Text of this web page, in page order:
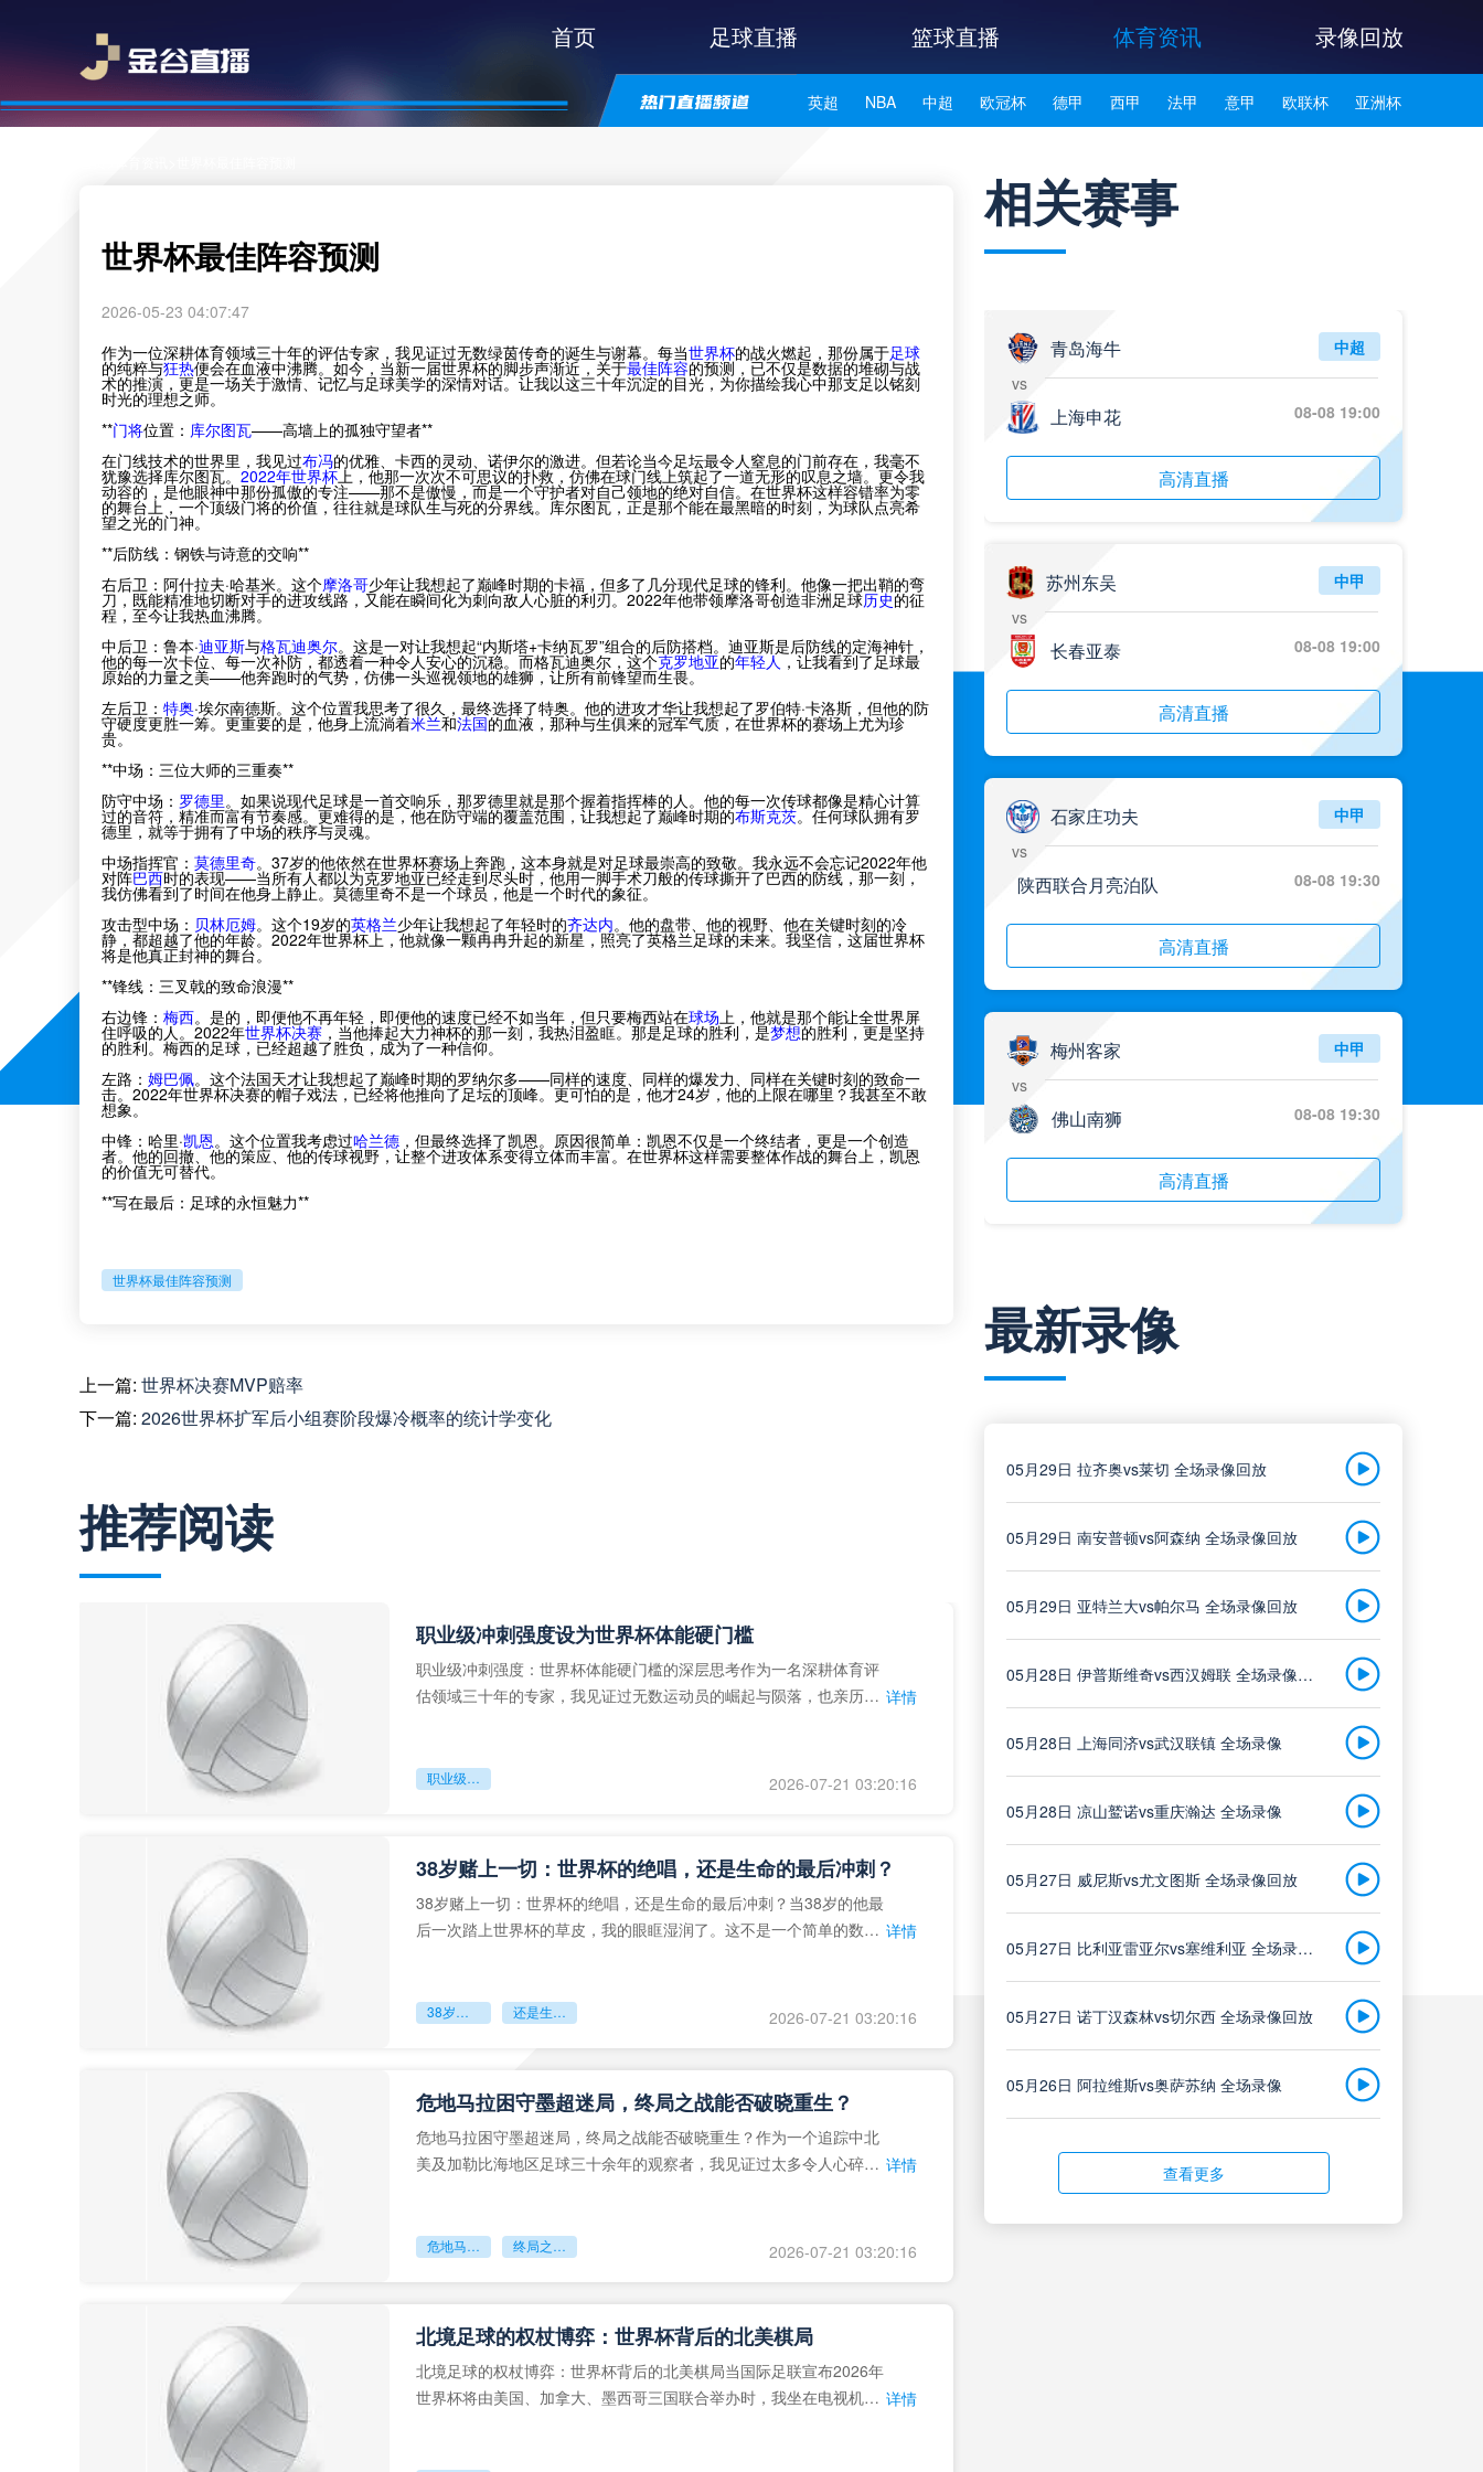
首页 足球直播 篮球直播 体育资讯 录像回放
英超 NBA 中超 欧冠杯 德甲 西甲 法甲 意甲 欧联杯 亚洲杯
世界杯最佳阵容预测
2026-05-23 04:07:47
作为一位深耕体育领域三十年的评估专家，我见证过无数绿茵传奇的诞生与谢幕。每当世界杯的战火燃起，那份属于足球
的纯粹与狂热便会在血液中沸腾。如今，当新一届世界杯的脚步声渐近，关于最佳阵容的预测，已不仅是数据的堆砌与战
术的推演，更是一场关于激情、记忆与足球美学的深情对话。让我以这三十年沉淀的目光，为你描绘我心中那支足以铭刻
时光的理想之师。
**门将位置： 库尔图瓦——高墙上的孤独守望者**
在门线技术的世界里，我见过布冯的优雅、卡西的灵动、诺伊尔的激进。但若论当今足坛最令人窒息的门前存在，我毫不
犹豫选择库尔图瓦。 2022年世界杯上，他那一次次不可思议的扑救，仿佛在球门线上筑起了一道无形的叹息之墙。更令我
动容的，是他眼神中那份孤傲的专注——那不是傲慢，而是一个守护者对自己领地的绝对自信。在世界杯这样容错率为零
的舞台上，一个顶级门将的价值，往往就是球队生与死的分界线。库尔图瓦，正是那个能在最黑暗的时刻，为球队点亮希
望之光的门神。
**后防线：钢铁与诗意的交响**
右后卫：阿什拉夫·哈基米。这个摩洛哥少年让我想起了巅峰时期的卡福，但多了几分现代足球的锋利。他像一把出鞘的弯
刀，既能精准地切断对手的进攻线路，又能在瞬间化为刺向敌人心脏的利刃。2022年他带领摩洛哥创造非洲足球历史的征
程，至今让我热血沸腾。
中后卫：鲁本·迪亚斯与格瓦迪奥尔。这是一对让我想起“内斯塔+卡纳瓦罗”组合的后防搭档。迪亚斯是后防线的定海神针，
他的每一次卡位、每一次补防，都透着一种令人安心的沉稳。而格瓦迪奥尔，这个克罗地亚的年轻人，让我看到了足球最
原始的力量之美——他奔跑时的气势，仿佛一头巡视领地的雄狮，让所有前锋望而生畏。
左后卫： 特奥·埃尔南德斯。这个位置我思考了很久，最终选择了特奥。他的进攻才华让我想起了罗伯特·卡洛斯，但他的防
守硬度更胜一筹。更重要的是，他身上流淌着米兰和法国的血液，那种与生俱来的冠军气质，在世界杯的赛场上尤为珍
贵。
**中场：三位大师的三重奏**
防守中场： 罗德里。如果说现代足球是一首交响乐，那罗德里就是那个握着指挥棒的人。他的每一次传球都像是精心计算
过的音符，精准而富有节奏感。更难得的是，他在防守端的覆盖范围，让我想起了巅峰时期的布斯克茨。任何球队拥有罗
德里，就等于拥有了中场的秩序与灵魂。
中场指挥官： 莫德里奇。37岁的他依然在世界杯赛场上奔跑，这本身就是对足球最崇高的致敬。我永远不会忘记2022年他
对阵巴西时的表现——当所有人都以为克罗地亚已经走到尽头时，他用一脚手术刀般的传球撕开了巴西的防线，那一刻，
我仿佛看到了时间在他身上静止。莫德里奇不是一个球员，他是一个时代的象征。
攻击型中场： 贝林厄姆。这个19岁的英格兰少年让我想起了年轻时的齐达内。他的盘带、他的视野、他在关键时刻的冷
静，都超越了他的年龄。2022年世界杯上，他就像一颗冉冉升起的新星，照亮了英格兰足球的未来。我坚信，这届世界杯
将是他真正封神的舞台。
**锋线：三叉戟的致命浪漫**
右边锋： 梅西。是的，即便他不再年轻，即便他的速度已经不如当年，但只要梅西站在球场上，他就是那个能让全世界屏
住呼吸的人。2022年世界杯决赛 ，当他捧起大力神杯的那一刻，我热泪盈眶。那是足球的胜利，是梦想的胜利，更是坚持
的胜利。梅西的足球，已经超越了胜负，成为了一种信仰。
左路： 姆巴佩。这个法国天才让我想起了巅峰时期的罗纳尔多——同样的速度、同样的爆发力、同样在关键时刻的致命一
击。2022年世界杯决赛的帽子戏法，已经将他推向了足坛的顶峰。更可怕的是，他才24岁，他的上限在哪里？我甚至不敢
想象。
中锋：哈里·凯恩。这个位置我考虑过哈兰德 ，但最终选择了凯恩。原因很简单：凯恩不仅是一个终结者，更是一个创造
者。他的回撤、他的策应、他的传球视野，让整个进攻体系变得立体而丰富。在世界杯这样需要整体作战的舞台上，凯恩
的价值无可替代。
**写在最后：足球的永恒魅力**
世界杯最佳阵容预测
上一篇: 世界杯决赛MVP赔率
下一篇: 2026世界杯扩军后小组赛阶段爆冷概率的统计学变化
推荐阅读
职业级冲刺强度设为世界杯体能硬门槛
职业级冲刺强度：世界杯体能硬门槛的深层思考作为一名深耕体育评
估领域三十年的专家，我见证过无数运动员的崛起与陨落，也亲历了 详情
职业级冲刺强度设为世界杯体能硬门槛 2026-07-21 03:20:16
38岁赌上一切：世界杯的绝唱，还是生命的最后冲刺？
38岁赌上一切：世界杯的绝唱，还是生命的最后冲刺？当38岁的他最
后一次踏上世界杯的草皮，我的眼眶湿润了。这不是一个简单的数
详情
38岁赌上一切：世界杯的绝唱 还是生命的最后冲刺？ 2026-07-21 03:20:16
危地马拉困守墨超迷局，终局之战能否破晓重生？
危地马拉困守墨超迷局，终局之战能否破晓重生？作为一个追踪中北
美及加勒比海地区足球三十余年的观察者，我见证过太多令人心碎的 详情
危地马拉困守墨超迷局 终局之战能否破晓重生？ 2026-07-21 03:20:16
北境足球的权杖博弈：世界杯背后的北美棋局
北境足球的权杖博弈：世界杯背后的北美棋局当国际足联宣布2026年
世界杯将由美国、加拿大、墨西哥三国联合举办时，我坐在电视机
详情
相关赛事
青岛海牛
vs
上海申花
中超
08-08 19:00
高清直播
苏州东吴
vs
长春亚泰
中甲
08-08 19:00
高清直播
石家庄功夫
vs
陕西联合月亮泊队
中甲
08-08 19:30
高清直播
梅州客家
vs
佛山南狮
中甲
08-08 19:30
高清直播
vs
南通支云
中超
高清直播
大连英博
辽宁铁人
中超
08-08 19:35
高清直播
云南玉昆
vs
成都蓉城
中超
08-08 20:00
高清直播
定南赣联 中甲
最新录像
05月29日 拉齐奥vs莱切 全场录像回放
05月29日 南安普顿vs阿森纳 全场录像回放
05月29日 亚特兰大vs帕尔马 全场录像回放
05月28日 伊普斯维奇vs西汉姆联 全场录像回放
05月28日 上海同济vs武汉联镇 全场录像
05月28日 凉山鹫诺vs重庆瀚达 全场录像
05月27日 威尼斯vs尤文图斯 全场录像回放
05月27日 比利亚雷亚尔vs塞维利亚 全场录像回放
05月27日 诺丁汉森林vs切尔西 全场录像回放
05月26日 阿拉维斯vs奥萨苏纳 全场录像
05月26日 AC米兰vs蒙扎全场录像回放
05月26日 阿拉维斯vs奥萨苏纳 全场录像回放
查看更多